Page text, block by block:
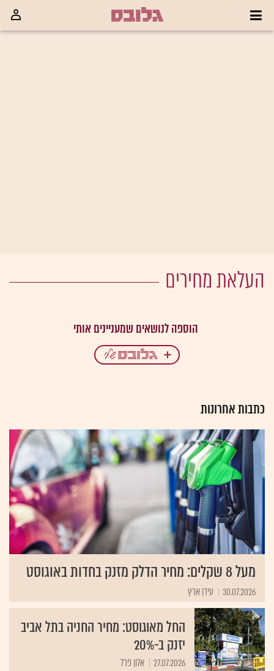
העלאת מחירים
כתבות אחרונות
מעל 8 שקלים: מחיר הדלק מזנק בחדות באוגוסט
30.07.2026 עידן ארץ
החל מאוגוסט: מחיר החניה בתל אביב
יזנק ב-20%
27.07.2026 אלון פרל